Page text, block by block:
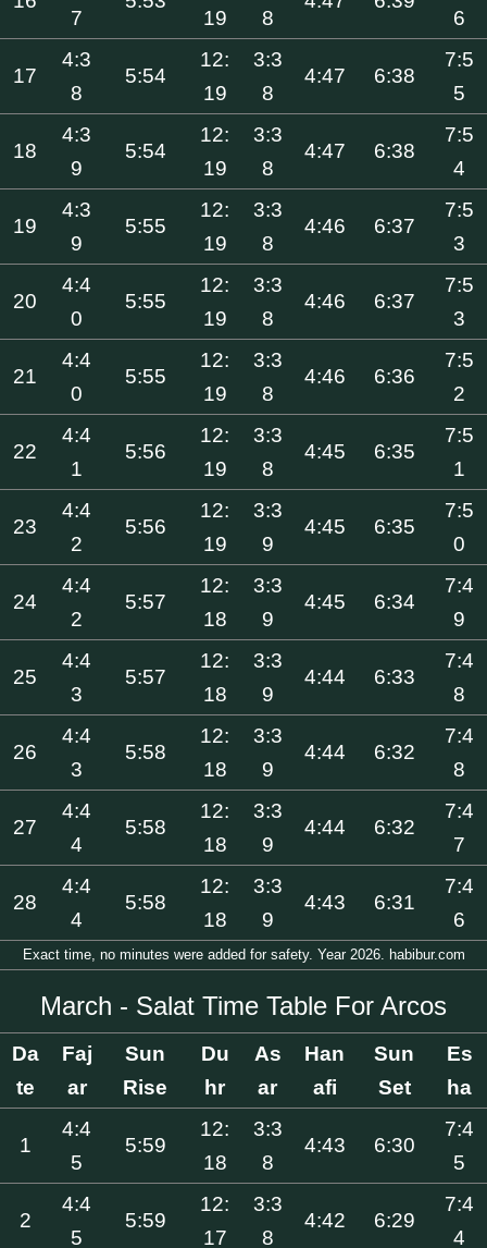
7 19 8 6
17
4:3
8
5:54
12:
19
3:3
8
4:47 6:38
7:5
5
18
4:3
9
5:54
12:
19
3:3
8
4:47 6:38
7:5
4
19
4:3
9
5:55
12:
19
3:3
8
4:46 6:37
7:5
3
20
4:4
0
5:55
12:
19
3:3
8
4:46 6:37
7:5
3
21
4:4
0
5:55
12:
19
3:3
8
4:46 6:36
7:5
2
22
4:4
1
5:56
12:
19
3:3
8
4:45 6:35
7:5
1
23
4:4
2
5:56
12:
19
3:3
9
4:45 6:35
7:5
0
24
4:4
2
5:57
12:
18
3:3
9
4:45 6:34
7:4
9
25
4:4
3
5:57
12:
18
3:3
9
4:44 6:33
7:4
8
26
4:4
3
5:58
12:
18
3:3
9
4:44 6:32
7:4
8
27
4:4
4
5:58
12:
18
3:3
9
4:44 6:32
7:4
7
28
4:4
4
5:58
12:
18
3:3
9
4:43 6:31
7:4
6
Exact time, no minutes were added for safety. Year 2026. habibur.com
March - Salat Time Table For Arcos
Da
te
Faj
ar
Sun
Rise
Du
hr
As
ar
Han
afi
Sun
Set
Es
ha
1
4:4
5
5:59
12:
18
3:3
8
4:43 6:30
7:4
5
2
4:4
5
5:59
12:
17
3:3
8
4:42 6:29
7:4
4